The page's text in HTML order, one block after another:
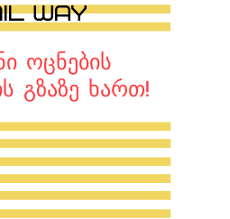
ოცნების
გზაზე ხართ!